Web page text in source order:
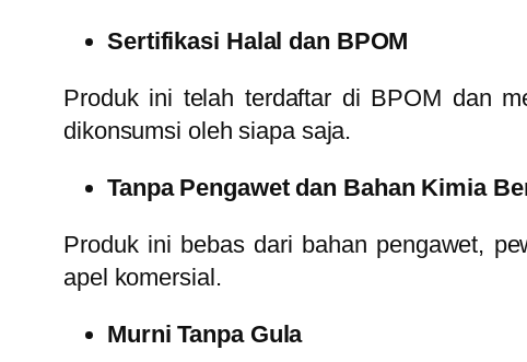
Sertifikasi Halal dan BPOM
Produk ini telah terdaftar di BPOM dan
dikonsumsi oleh siapa saja.
Tanpa Pengawet dan Bahan Kimia
Produk ini bebas dari bahan pengawet,
apel komersial.
Murni Tanpa Gula